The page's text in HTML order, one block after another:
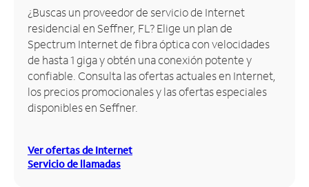
Inglés
Administrar
cuenta
Encuentra
una
tienda
¿Buscas un proveedor de servicio de Internet
residencial en Seffner, FL? Elige un plan de
Spectrum Internet de fibra óptica con velocidades
de hasta 1 giga y obtén una conexión potente y
confiable. Consulta las ofertas actuales en Internet,
los precios promocionales y las ofertas especiales
disponibles en Seffner.
Ver ofertas de Internet
Servicio de llamadas